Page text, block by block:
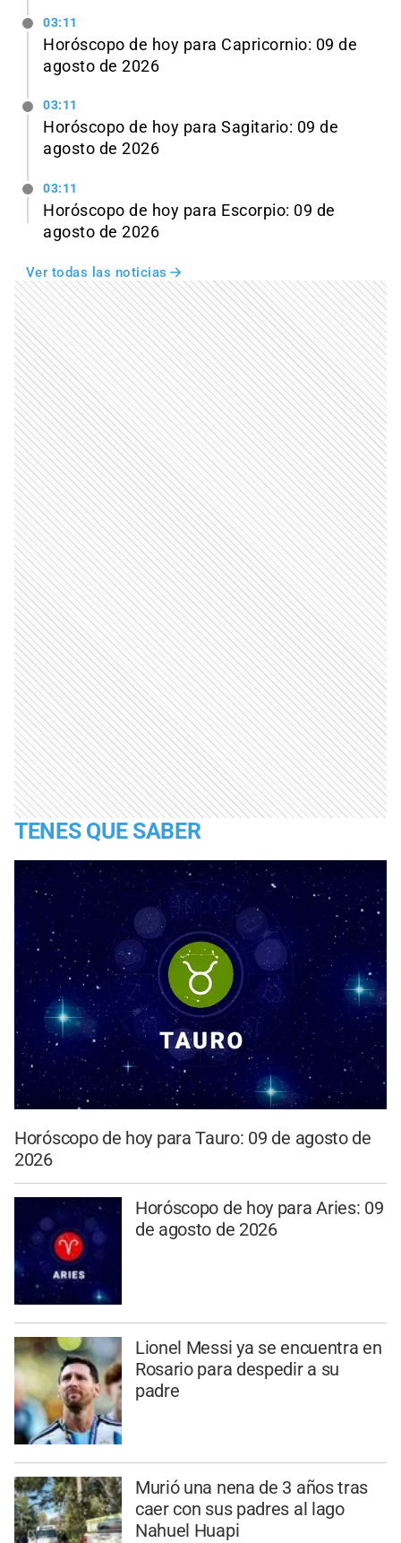
03:11
Horóscopo de hoy para Capricornio: 09 de
agosto de 2026
03:11
Horóscopo de hoy para Sagitario: 09 de
agosto de 2026
03:11
Horóscopo de hoy para Escorpio: 09 de
agosto de 2026
Ver todas las noticias
TENES QUE SABER
Horóscopo de hoy para Tauro: 09 de agosto de
2026
Horóscopo de hoy para Aries: 09
de agosto de 2026
Lionel Messi ya se encuentra en
Rosario para despedir a su
padre
Murió una nena de 3 años tras
caer con sus padres al lago
Nahuel Huapi